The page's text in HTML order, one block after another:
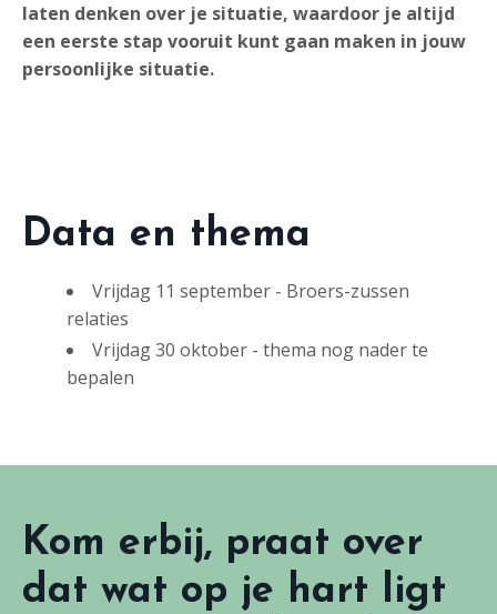
laten denken over je situatie, waardoor je altijd
een eerste stap vooruit kunt gaan maken in jouw
persoonlijke situatie.
Data en thema
Vrijdag 11 september - Broers-zussen
relaties
Vrijdag 30 oktober - thema nog nader te
bepalen
Kom erbij, praat over
dat wat op je hart ligt